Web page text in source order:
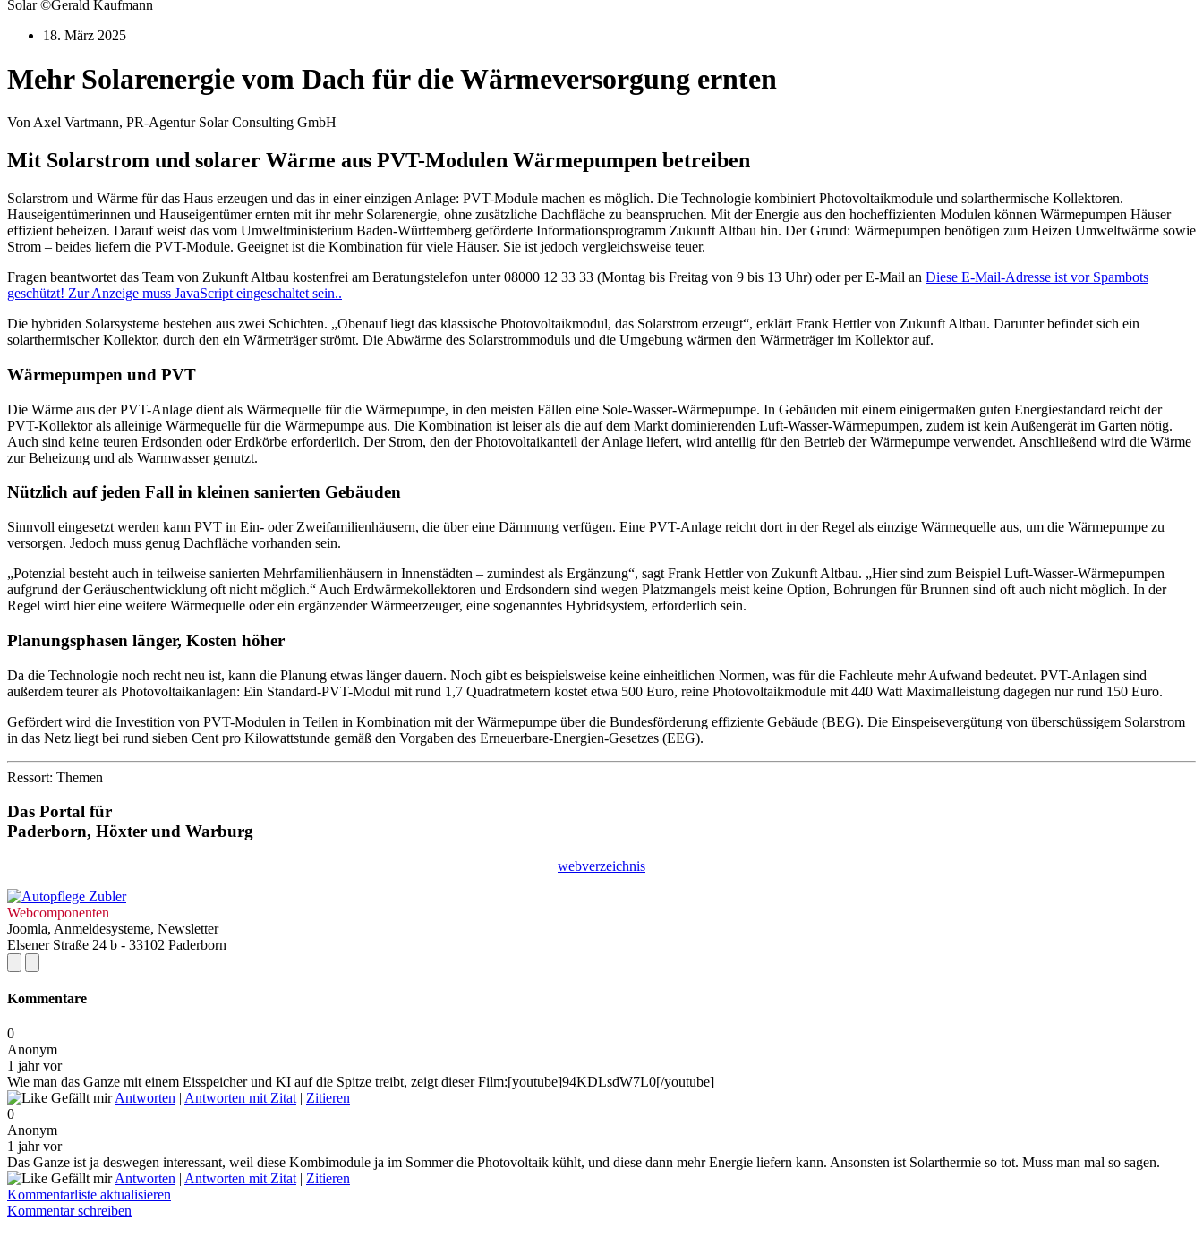
Solar ©Gerald Kaufmann
18. März 2025
Mehr Solarenergie vom Dach für die Wärmeversorgung ernten
Von Axel Vartmann, PR-Agentur Solar Consulting GmbH
Mit Solarstrom und solarer Wärme aus PVT-Modulen Wärmepumpen betreiben
Solarstrom und Wärme für das Haus erzeugen und das in einer einzigen Anlage: PVT-Module machen es möglich. Die Technologie kombiniert Photovoltaikmodule und solarthermische Kollektoren.
Hauseigentümerinnen und Hauseigentümer ernten mit ihr mehr Solarenergie, ohne zusätzliche Dachfläche zu beanspruchen. Mit der Energie aus den hocheffizienten Modulen können Wärmepumpen Häuser
effizient beheizen. Darauf weist das vom Umweltministerium Baden-Württemberg geförderte Informationsprogramm Zukunft Altbau hin. Der Grund: Wärmepumpen benötigen zum Heizen Umweltwärme sowie
Strom – beides liefern die PVT-Module. Geeignet ist die Kombination für viele Häuser. Sie ist jedoch vergleichsweise teuer.
Fragen beantwortet das Team von Zukunft Altbau kostenfrei am Beratungstelefon unter 08000 12 33 33 (Montag bis Freitag von 9 bis 13 Uhr) oder per E-Mail an Diese E-Mail-Adresse ist vor Spambots
geschützt! Zur Anzeige muss JavaScript eingeschaltet sein..
Die hybriden Solarsysteme bestehen aus zwei Schichten. „Obenauf liegt das klassische Photovoltaikmodul, das Solarstrom erzeugt“, erklärt Frank Hettler von Zukunft Altbau. Darunter befindet sich ein
solarthermischer Kollektor, durch den ein Wärmeträger strömt. Die Abwärme des Solarstrommoduls und die Umgebung wärmen den Wärmeträger im Kollektor auf.
Wärmepumpen und PVT
Die Wärme aus der PVT-Anlage dient als Wärmequelle für die Wärmepumpe, in den meisten Fällen eine Sole-Wasser-Wärmepumpe. In Gebäuden mit einem einigermaßen guten Energiestandard reicht der
PVT-Kollektor als alleinige Wärmequelle für die Wärmepumpe aus. Die Kombination ist leiser als die auf dem Markt dominierenden Luft-Wasser-Wärmepumpen, zudem ist kein Außengerät im Garten nötig.
Auch sind keine teuren Erdsonden oder Erdkörbe erforderlich. Der Strom, den der Photovoltaikanteil der Anlage liefert, wird anteilig für den Betrieb der Wärmepumpe verwendet. Anschließend wird die Wärme
zur Beheizung und als Warmwasser genutzt.
Nützlich auf jeden Fall in kleinen sanierten Gebäuden
Sinnvoll eingesetzt werden kann PVT in Ein- oder Zweifamilienhäusern, die über eine Dämmung verfügen. Eine PVT-Anlage reicht dort in der Regel als einzige Wärmequelle aus, um die Wärmepumpe zu
versorgen. Jedoch muss genug Dachfläche vorhanden sein.
„Potenzial besteht auch in teilweise sanierten Mehrfamilienhäusern in Innenstädten – zumindest als Ergänzung“, sagt Frank Hettler von Zukunft Altbau. „Hier sind zum Beispiel Luft-Wasser-Wärmepumpen
aufgrund der Geräuschentwicklung oft nicht möglich.“ Auch Erdwärmekollektoren und Erdsondern sind wegen Platzmangels meist keine Option, Bohrungen für Brunnen sind oft auch nicht möglich. In der
Regel wird hier eine weitere Wärmequelle oder ein ergänzender Wärmeerzeuger, eine sogenanntes Hybridsystem, erforderlich sein.
Planungsphasen länger, Kosten höher
Da die Technologie noch recht neu ist, kann die Planung etwas länger dauern. Noch gibt es beispielsweise keine einheitlichen Normen, was für die Fachleute mehr Aufwand bedeutet. PVT-Anlagen sind
außerdem teurer als Photovoltaikanlagen: Ein Standard-PVT-Modul mit rund 1,7 Quadratmetern kostet etwa 500 Euro, reine Photovoltaikmodule mit 440 Watt Maximalleistung dagegen nur rund 150 Euro.
Gefördert wird die Investition von PVT-Modulen in Teilen in Kombination mit der Wärmepumpe über die Bundesförderung effiziente Gebäude (BEG). Die Einspeisevergütung von überschüssigem Solarstrom
in das Netz liegt bei rund sieben Cent pro Kilowattstunde gemäß den Vorgaben des Erneuerbare-Energien-Gesetzes (EEG).
Ressort: Themen
Das Portal für
Paderborn, Höxter und Warburg
webverzeichnis
Webcomponenten
Joomla, Anmeldesysteme, Newsletter
Elsener Straße 24 b - 33102 Paderborn
Kommentare
0
Anonym
1 jahr vor
Wie man das Ganze mit einem Eisspeicher und KI auf die Spitze treibt, zeigt dieser Film:[youtube]94KDLsdW7L0[/youtube]
Gefällt mirAntworten Antworten mit Zitat| Zitieren
0
Anonym
1 jahr vor
Das Ganze ist ja deswegen interessant, weil diese Kombimodule ja im Sommer die Photovoltaik kühlt, und diese dann mehr Energie liefern kann. Ansonsten ist Solarthermie so tot. Muss man mal so sagen.
Gefällt mirAntworten Antworten mit Zitat| Zitieren
Kommentarliste aktualisieren
Kommentar schreiben